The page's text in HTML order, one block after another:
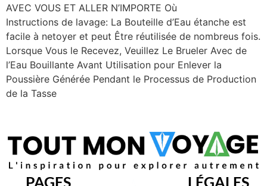
AVEC VOUS ET ALLER N’IMPORTE Où
Instructions de lavage: La Bouteille d’Eau étanche est
facile à netoyer et peut Être réutilisée de nombreus fois.
Lorsque Vous le Recevez, Veuillez Le Brueler Avec de
l’Eau Bouillante Avant Utilisation pour Enlever la
Poussière Générée Pendant le Processus de Production
de la Tasse
PAGES LÉGALES